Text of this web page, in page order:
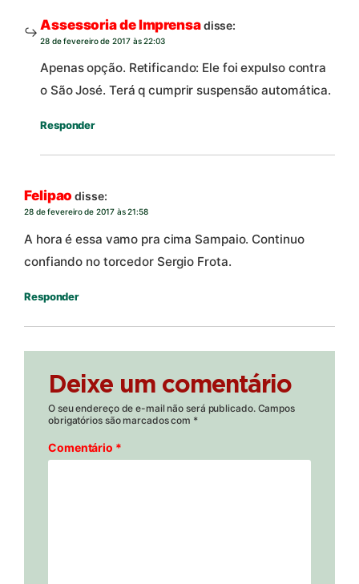
Assessoria de Imprensadisse:
28 de fevereiro de 2017 às 22:03
Apenas opção. Retificando: Ele foi expulso contra
o São José. Terá q cumprir suspensão automática.
Responder
Felipao disse:
28 de fevereiro de 2017 às 21:58
A hora é essa vamo pra cima Sampaio. Continuo
confiando no torcedor Sergio Frota.
Responder
Deixe um comentário
O seu endereço de e-mail não será publicado. Campos
obrigatórios são marcados com *
Comentário *